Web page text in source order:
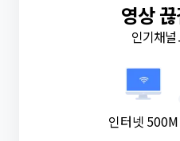
영상
인기채널
인터넷 500M